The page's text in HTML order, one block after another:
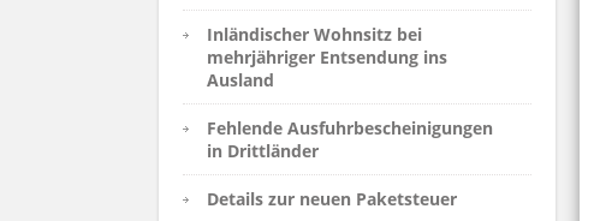
Inländischer Wohnsitz bei
mehrjähriger Entsendung ins
Ausland
Fehlende Ausfuhrbescheinigungen
in Drittländer
Details zur neuen Paketsteuer